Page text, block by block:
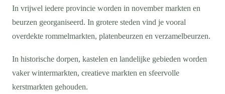
In vrijwel iedere provincie worden in november markten en
beurzen georganiseerd. In grotere steden vind je vooral
overdekte rommelmarkten, platenbeurzen en verzamelbeurzen.
In historische dorpen, kastelen en landelijke gebieden worden
vaker wintermarkten, creatieve markten en sfeervolle
kerstmarkten gehouden.